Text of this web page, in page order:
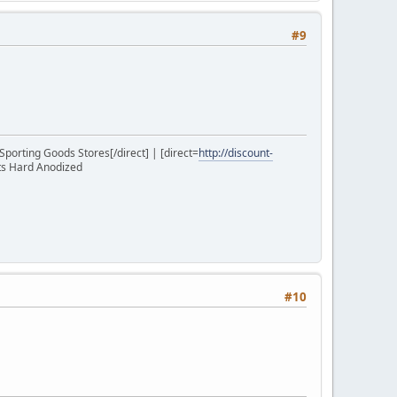
#9
Goods Stores[/direct] | [direct=http://discount-
Hard Anodized
#10